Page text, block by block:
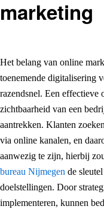
marketing
Het belang van online
toenemende digitalisering
razendsnel. Een effectieve
zichtbaarheid van een
aantrekken. Klanten
via online kanalen, en
aanwezig te zijn, hierbij
bureau Nijmegen de
doelstellingen. Door
implementeren, kunnen